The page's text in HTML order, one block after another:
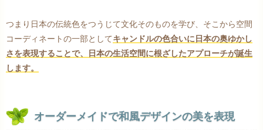
つまり日本の伝統色をつうじて文化そのものを学び、そこから空間
コーディネートの一部としてキャンドルの色合いに日本の奥ゆかし
さを表現することで、日本の生活空間に根ざしたアプローチが誕生
します。
オーダーメイドで和風デザインの美を表現